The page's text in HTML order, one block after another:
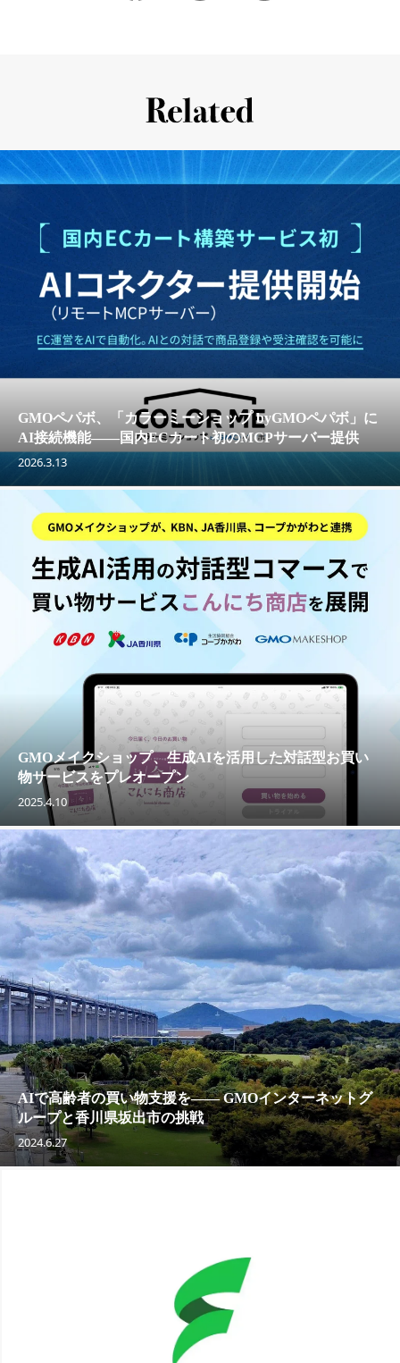
GMOペパボ、「カラーミーショップ byGMOペパボ」に
AI接続機能——国内ECカート初のMCPサーバー提供
2026.3.13
GMOメイクショップ、生成AIを活用した対話型お買い
物サービスをプレオープン
2025.4.10
AIで高齢者の買い物支援を—— GMOインターネットグ
ループと香川県坂出市の挑戦
2024.6.27